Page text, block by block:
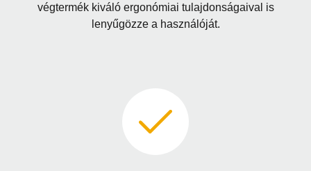
végtermék kiváló ergonómiai tulajdonságaival is
lenyűgözze a használóját.